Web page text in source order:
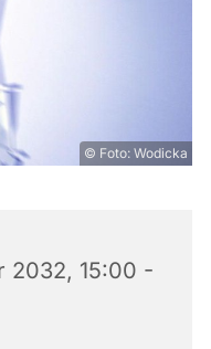
© Foto: Wodicka
2032, 15:00 -